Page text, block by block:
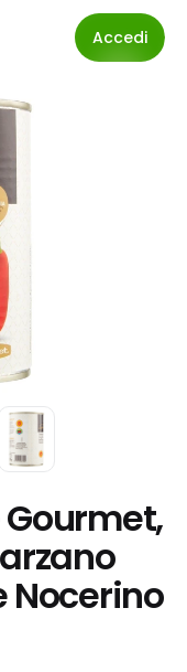
Accedi
Nocerino